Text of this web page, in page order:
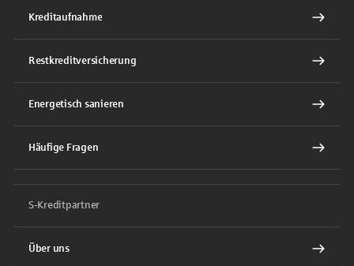
Kreditaufnahme
Restkreditversicherung
Energetisch sanieren
Häufige Fragen
S-Kreditpartner
Über uns